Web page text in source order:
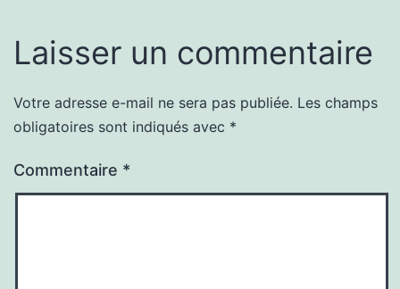
Laisser un commentaire
Votre adresse e-mail ne sera pas publiée. Les champs
obligatoires sont indiqués avec *
Commentaire *